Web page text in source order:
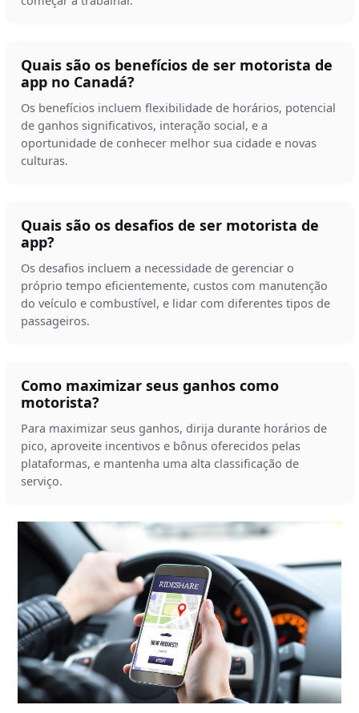
Quais são os benefícios de ser motorista de
app no Canadá?
Os benefícios incluem flexibilidade de horários, potencial
de ganhos significativos, interação social, e a
oportunidade de conhecer melhor sua cidade e novas
culturas.
Quais são os desafios de ser motorista de
app?
Os desafios incluem a necessidade de gerenciar o
próprio tempo eficientemente, custos com manutenção
do veículo e combustível, e lidar com diferentes tipos de
passageiros.
Como maximizar seus ganhos como
motorista?
Para maximizar seus ganhos, dirija durante horários de
pico, aproveite incentivos e bônus oferecidos pelas
plataformas, e mantenha uma alta classificação de
serviço.